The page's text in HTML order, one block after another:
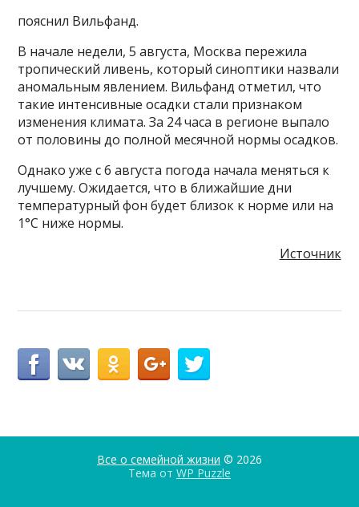
пояснил Вильфанд.
В начале недели, 5 августа, Москва пережила
тропический ливень, который синоптики назвали
аномальным явлением. Вильфанд отметил, что
такие интенсивные осадки стали признаком
изменения климата. За 24 часа в регионе выпало
от половины до полной месячной нормы осадков.
Однако уже с 6 августа погода начала меняться к
лучшему. Ожидается, что в ближайшие дни
температурный фон будет близок к норме или на
1°C ниже нормы.
Источник
Все о семейной жизни © 2026
Тема от WP Puzzle